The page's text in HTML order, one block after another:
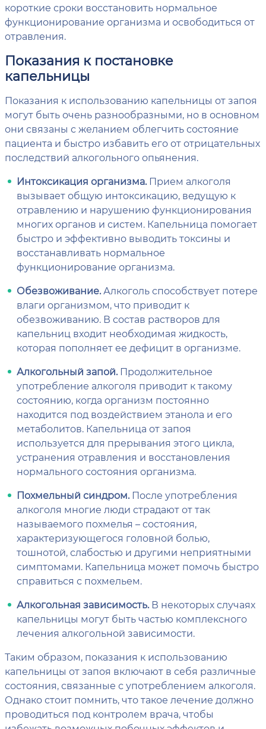
короткие сроки восстановить нормальное
функционирование организма и освободиться от
отравления.
Показания к постановке
капельницы
Показания к использованию капельницы от запоя
могут быть очень разнообразными, но в основном
они связаны с желанием облегчить состояние
пациента и быстро избавить его от отрицательных
последствий алкогольного опьянения.
Интоксикация организма.Прием алкоголя
вызывает общую интоксикацию, ведущую к
отравлению и нарушению функционирования
многих органов и систем. Капельница помогает
быстро и эффективно выводить токсины и
восстанавливать нормальное
функционирование организма.
Обезвоживание.Алкоголь способствует потере
влаги организмом, что приводит к
обезвоживанию. В состав растворов для
капельниц входит необходимая жидкость,
которая пополняет ее дефицит в организме.
Алкогольный запой.Продолжительное
употребление алкоголя приводит к такому
состоянию, когда организм постоянно
находится под воздействием этанола и его
метаболитов. Капельница от запоя
используется для прерывания этого цикла,
устранения отравления и восстановления
нормального состояния организма.
Похмельный синдром.После употребления
алкоголя многие люди страдают от так
называемого похмелья – состояния,
характеризующегося головной болью,
тошнотой, слабостью и другими неприятными
симптомами. Капельница может помочь быстро
справиться с похмельем.
Алкогольная зависимость.В некоторых случаях
капельницы могут быть частью комплексного
лечения алкогольной зависимости.
Таким образом, показания к использованию
капельницы от запоя включают в себя различные
состояния, связанные с употреблением алкоголя.
Однако стоит помнить, что такое лечение должно
проводиться под контролем врача, чтобы